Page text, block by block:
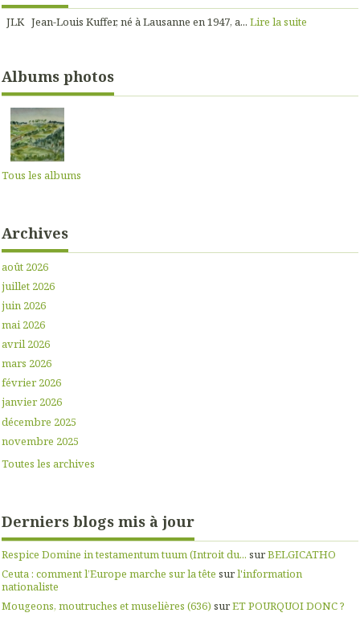
JLK Jean-Louis Kuffer, né à Lausanne en 1947, a... Lire la suite
Albums photos
Tous les albums
Archives
août 2026
juillet 2026
juin 2026
mai 2026
avril 2026
mars 2026
février 2026
janvier 2026
décembre 2025
novembre 2025
Toutes les archives
Derniers blogs mis à jour
Respice Domine in testamentum tuum (Introit du... surBELGICATHO
Ceuta : comment l’Europe marche sur la tête surl'information
nationaliste
Mougeons, moutruches et muselières (636) surET POURQUOI DONC ?